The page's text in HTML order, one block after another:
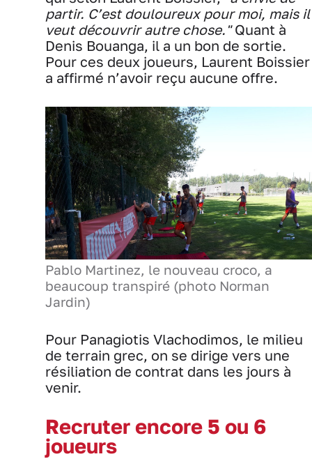
partir. C’est douloureux pour moi, mais il
veut découvrir autre chose."Quant à
Denis Bouanga, il a un bon de sortie.
Pour ces deux joueurs, Laurent Boissier
a affirmé n’avoir reçu aucune offre.
Pablo Martinez, le nouveau croco, a
beaucoup transpiré (photo Norman
Jardin)
Pour Panagiotis Vlachodimos, le milieu
de terrain grec, on se dirige vers une
résiliation de contrat dans les jours à
venir.
Recruter encore 5 ou 6
joueurs